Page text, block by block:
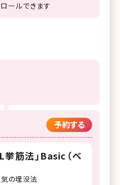
ールできます
予約する
筋法」Basic（ベ
の埋没法